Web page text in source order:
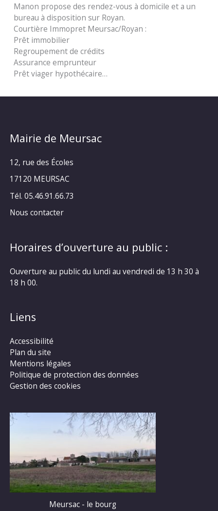
Manon propose des rendez-vous à domicile et a un
bureau à disposition sur Royan.
Courtière Immopret Meursac/Royan :
Prêt immobilier
Regroupement de crédits
Assurance emprunteur
Prêt viager hypothécaire…
Mairie de Meursac
12, rue des Écoles
17120 MEURSAC
Tél. 05.46.91.66.73
Nous contacter
Horaires d’ouverture au public :
Ouverture au public du lundi au vendredi de 13 h 30 à
18 h 00.
Liens
Accessibilité
Plan du site
Mentions légales
Politique de protection des données
Gestion des cookies
Meursac - le bourg